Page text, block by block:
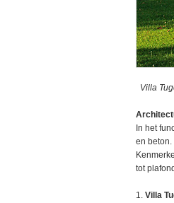
Villa
In het
en
tot
1. Villa